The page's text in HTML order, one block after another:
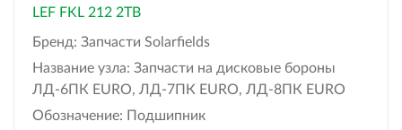
LEF FKL 212 2TB
Бренд: Запчасти Solarfields
Название узла: Запчасти на дисковые бороны
ЛД-6ПК EURO, ЛД-7ПК EURO, ЛД-8ПК EURO
Обозначение: Подшипник